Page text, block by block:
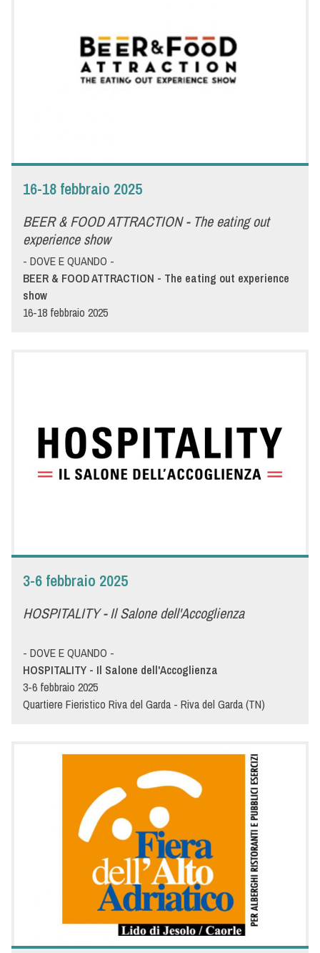
dell’ospitalità dell’intero Centro Italia, è in grado di offrire una
vasta panoramica delle innovazioni turistiche, commerciali ed
alberghiere. Menù, da anni presente a questa fiera, mostrerà
16-18 febbraio 2025
BEER & FOOD ATTRACTION - The eating out
experience show
- DOVE E QUANDO -
BEER & FOOD ATTRACTION - The eating out experience
show
16-18 febbraio 2025
Non solo birre e bevande ma anche food e tendenze.
Un’occasione unica per chi vuole aggiornarsi su nuove modalità
e stili di consumo e cogliere le opportunità che i cambiamenti
attuali ci propongono. Curiosi di scoprire le proposte e le novità
tecnologie uniche al mondo e prodotti che rivoluzioneranno il
3-6 febbraio 2025
HOSPITALITY - Il Salone dell'Accoglienza
- DOVE E QUANDO -
HOSPITALITY - Il Salone dell'Accoglienza
3-6 febbraio 2025
Quartiere Fieristico Riva del Garda - Riva del Garda (TN)
- DETTAGLI -
HOSPITALITY - IL SALONE DELL'ACCOGLIENZA - La fiera
internazionale leader in Italia per l'hotellerie e la
Dal 3 all'6 febbraio 2025, presso il Quartiere Fieristico di Riva
del Garda, torna in scena per la 48esima edizione la fiera leader
dell’ospitalità e della ristorazione. Anche quest'anno Menù
espone con l'obiettivo di presentare la propria forza innovativa
e affrontare le nuove sfide che nasceranno da questa
importante manifestazione fieristica. Vi aspettiamo allo stand
Menù per mostrarvi novità e tendenze della ristorazione
professionale per il settore Ho.Re.Ca. Insieme verso il futuro